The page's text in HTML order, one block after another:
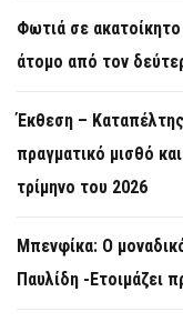
Φωτιά σε
άτομο από τον
Έκθεση –
πραγματικό μισθό
τρίμηνο του 2026
Μπενφίκα: Ο
Παυλίδη -Ετοιμάζει